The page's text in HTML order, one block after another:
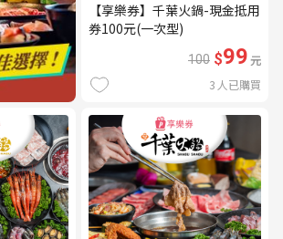
【享樂券】千葉火鍋-現金抵用
券100元(一次型)
100 $99元
3 人已購買